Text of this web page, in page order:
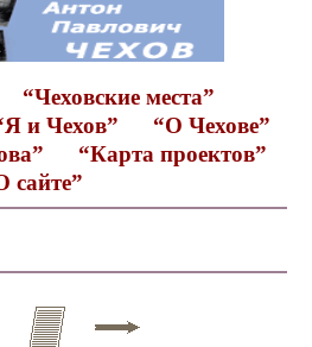
“Чеховские места”
и Чехов”
“О Чехове”
“Карта проектов”
сайте”